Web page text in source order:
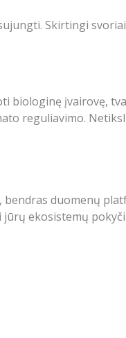
Skirtingi
įvairovę,
reguliavimo.
duomenų
ekosistemų